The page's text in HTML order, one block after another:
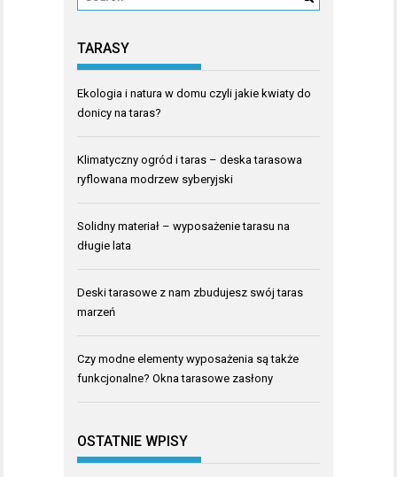
TARASY
Ekologia i natura w domu czyli jakie kwiaty do
donicy na taras?
Klimatyczny ogród i taras – deska tarasowa
ryflowana modrzew syberyjski
Solidny materiał – wyposażenie tarasu na
długie lata
Deski tarasowe z nam zbudujesz swój taras
marzeń
Czy modne elementy wyposażenia są także
funkcjonalne? Okna tarasowe zasłony
OSTATNIE WPISY